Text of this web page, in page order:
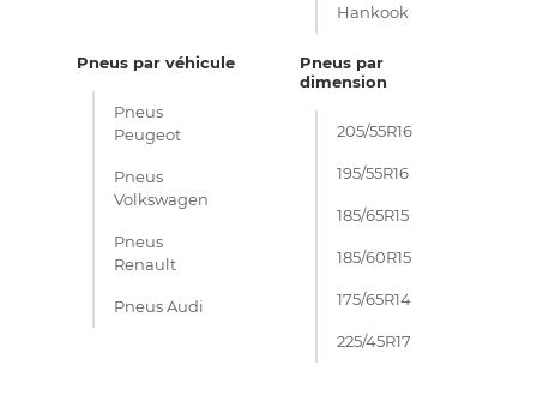
Hankook
Pneus par véhicule
Pneus
Peugeot
Pneus
Volkswagen
Pneus
Renault
Pneus Audi
Pneus par
dimension
205/55R16
195/55R16
185/65R15
185/60R15
175/65R14
225/45R17